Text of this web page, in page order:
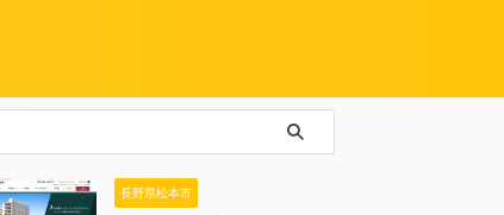
長野県松本市